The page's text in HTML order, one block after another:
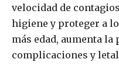
velocidad de
higiene y proteger a
más edad, aumenta la
complicaciones y